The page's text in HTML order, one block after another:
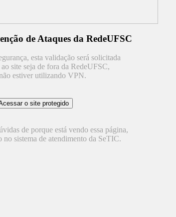
de Ataques da RedeUFSC
esta validação será solicitada
ao site seja de fora da RedeUFSC,
estiver utilizando VPN.
de porque está vendo essa página,
no sistema de atendimento da SeTIC.